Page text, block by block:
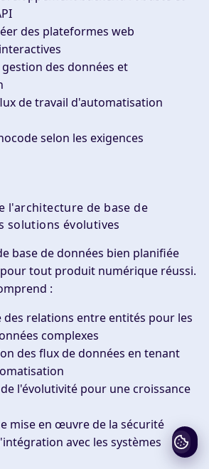
des plateformes web
des données et
de travail d'automatisation
selon les exigences
l'architecture de base de
solutions évolutives
base de données bien planifiée
tout produit numérique réussi.
:
des relations entre entités pour les
complexes
des flux de données en tenant
l'évolutivité pour une croissance
mise en œuvre de la sécurité
avec les systèmes